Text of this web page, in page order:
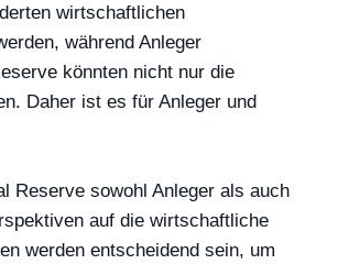
wirtschaftlichen
während Anleger
könnten nicht nur die
Daher ist es für Anleger und
Reserve sowohl Anleger als auch
auf die wirtschaftliche
werden entscheidend sein, um